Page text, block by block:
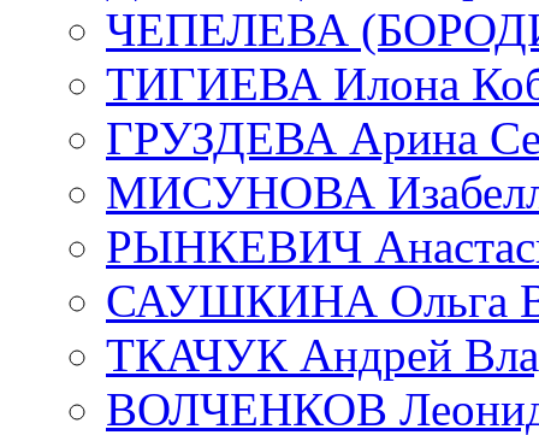
ЧЕПЕЛЕВА
ТИГИЕВА Илона
ГРУЗДЕВА Арина
МИСУНОВА
РЫНКЕВИЧ
САУШКИНА Ольга
ТКАЧУК Андрей
ВОЛЧЕНКОВ Леонид